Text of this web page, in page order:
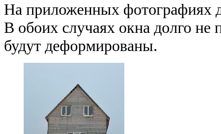
На приложенных фотографиях
В обоих случаях окна долго не
будут деформированы.